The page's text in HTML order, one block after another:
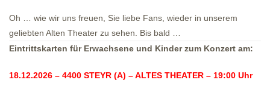
Oh … wie wir uns freuen, Sie liebe Fans, wieder in unserem
geliebten Alten Theater zu sehen. Bis bald …
Eintrittskarten für Erwachsene und Kinder zum Konzert am:
18.12.2026 – 4400 STEYR (A) – ALTES THEATER – 19:00 Uhr